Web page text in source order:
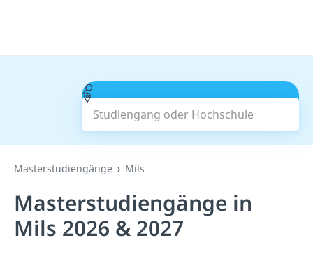
Studiengang oder Hochschule
Suchen
Masterstudiengänge Mils
Masterstudiengänge in
Mils 2026 & 2027